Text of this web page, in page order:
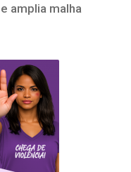
amplia malha